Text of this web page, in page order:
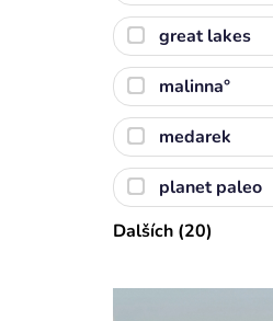
great lakes
malinna°
medarek
planet paleo
Dalších (20)